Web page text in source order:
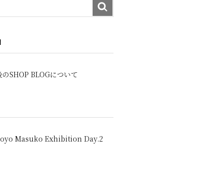
のSHOP BLOGについて
Masuko Exhibition Day.2